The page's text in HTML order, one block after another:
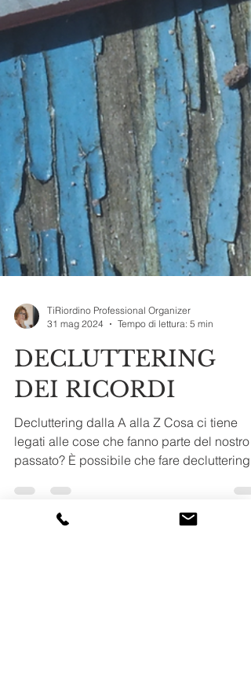
31 mag 2024
Tempo di lettura: 5 min
DECLUTTERING
DEI RICORDI
Decluttering dalla A alla Z Cosa ci tiene